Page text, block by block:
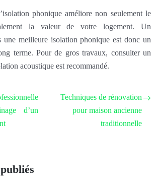
phonique améliore non seulement le
la valeur de votre logement. Un
une meilleure isolation phonique est donc un
terme. Pour de gros travaux, consulter un
acoustique est recommandé.
d’un
Techniques de rénovation
pour maison ancienne
traditionnelle